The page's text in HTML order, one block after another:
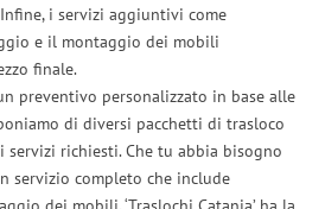
i servizi aggiuntivi come
e il montaggio dei mobili
finale.
preventivo personalizzato in base alle
di diversi pacchetti di trasloco
servizi richiesti. Che tu abbia bisogno
servizio completo che include